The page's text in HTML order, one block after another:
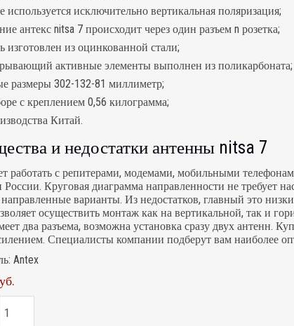
используется исключительно вертикальная поляризация;
антекс nitsa 7 происходит через один разъем n розетка;
изготовлен из оцинкованной стали;
активные элементы выполнен из поликарбоната;
размеры 302-132-81 миллиметр;
с креплением 0,56 килограмма;
Китай.
и недостатки антенны nitsa 7
работать с репитерами, модемами, мобильными
России. Круговая диаграмма направленности не требует
направленные варианты. Из недостатков, главный это
осуществить монтаж как на вертикальной, так и
два разъема, возможна установка сразу двух антенн.
Специалисты компании подберут вам наиболее
Antex